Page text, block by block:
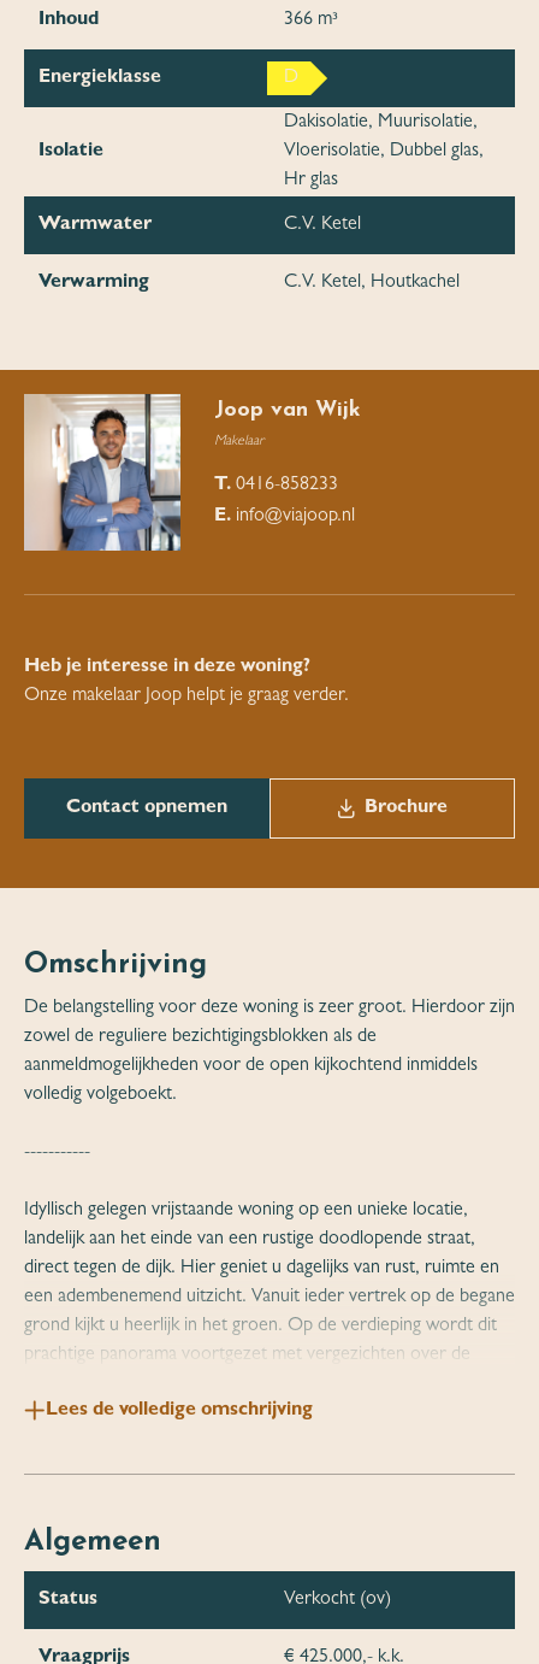
Inhoud 366 m³
Energieklasse D
Isolatie
Dakisolatie, Muurisolatie,
Vloerisolatie, Dubbel glas,
Hr glas
Warmwater C.V. Ketel
Verwarming C.V. Ketel, Houtkachel
Joop van Wijk
Makelaar
T. 0416-858233
E. info@viajoop.nl
Heb je interesse in deze woning?
Onze makelaar Joop helpt je graag verder.
Contact opnemen Brochure
Omschrijving
De belangstelling voor deze woning is zeer groot. Hierdoor zijn
zowel de reguliere bezichtigingsblokken als de
aanmeldmogelijkheden voor de open kijkochtend inmiddels
volledig volgeboekt.
-----------
Idyllisch gelegen vrijstaande woning op een unieke locatie,
landelijk aan het einde van een rustige doodlopende straat,
direct tegen de dijk. Hier geniet u dagelijks van rust, ruimte en
een adembenemend uitzicht. Vanuit ieder vertrek op de begane
grond kijkt u heerlijk in het groen. Op de verdieping wordt dit
prachtige panorama voortgezet met vergezichten over de
privacy en vrijheid samenkomen in een bijzonder woongevoel.
Rondom de woning hebben de huidige eigenaren een prachtige
laat zien. In elk jaargetijde staat er wel een bijzondere boom of
struik in bloei. Ontdek het sfeervolle plekje bij het waterpoeltje,
waar u in alle rust kunt genieten van het geluid van kwakende
voor een heerlijk diner of een kop zelfgemaakte thee.
Lees de volledige omschrijving
Algemeen
Status Verkocht (ov)
Vraagprijs € 425.000,- k.k.